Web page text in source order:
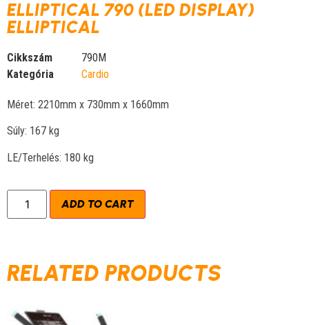
ELLIPTICAL 790 (LED DISPLAY)
ELLIPTICAL
Cikkszám
790M
Kategória
Cardio
Méret: 2210mm x 730mm x 1660mm
Súly: 167 kg
LE/Terhelés: 180 kg
ADD TO CART
RELATED PRODUCTS